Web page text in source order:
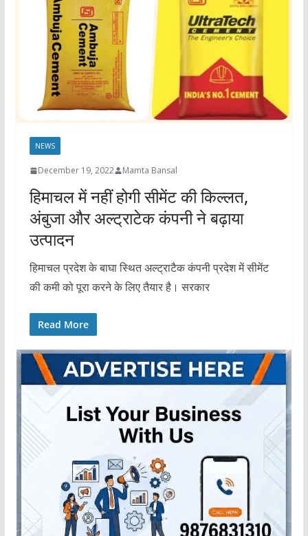
NEWS
December 19, 2022 Mamta Bansal
हिमाचल में नहीं होगी सीमेंट की किल्लत,
अंबुजा और अल्ट्राटेक कंपनी ने बढ़ाया
उत्पादन
हिमाचल प्रदेश के बाघा स्थित अल्ट्राटैक कंपनी प्रदेश में सीमेंट
की कमी को पूरा करने के लिए तैयार है। सरकार
Read More